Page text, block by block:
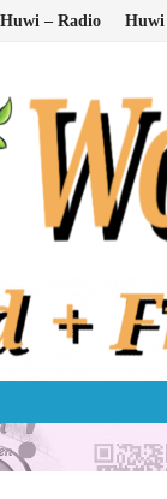
Huwi – Radio Huwi